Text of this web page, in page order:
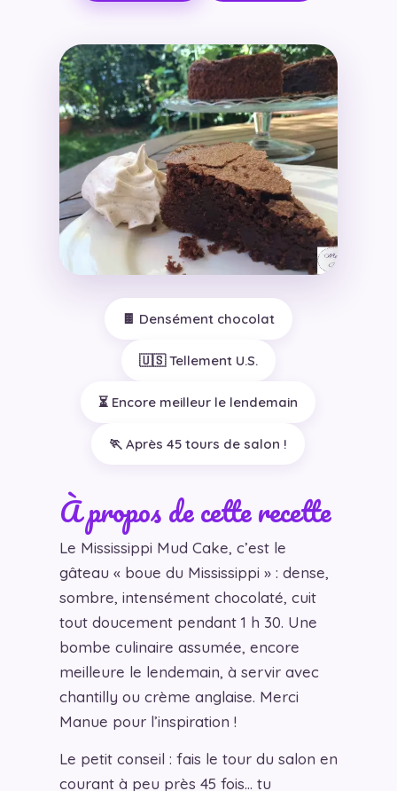
🍫 Densément chocolat
🇺🇸 Tellement U.S.
⏳ Encore meilleur le lendemain
🏃 Après 45 tours de salon !
À propos de cette recette
Le Mississippi Mud Cake, c’est le
gâteau « boue du Mississippi » : dense,
sombre, intensément chocolaté, cuit
tout doucement pendant 1 h 30. Une
bombe culinaire assumée, encore
meilleure le lendemain, à servir avec
chantilly ou crème anglaise. Merci
Manue pour l’inspiration !
Le petit conseil : fais le tour du salon en
courant à peu près 45 fois… tu